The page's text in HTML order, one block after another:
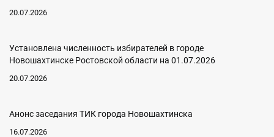
20.07.2026
Установлена численность избирателей в городе
Новошахтинске Ростовской области на 01.07.2026
20.07.2026
Анонс заседания ТИК города Новошахтинска
16.07.2026